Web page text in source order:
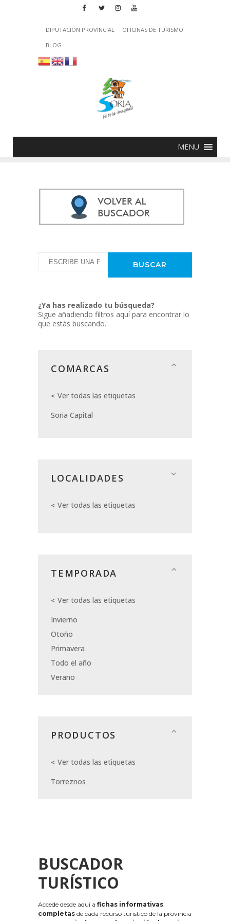
DIPUTACIÓN PROVINCIAL
OFICINAS DE TURISMO
BLOG
MENU
¿Ya has realizado tu búsqueda?
Sigue añadiendo filtros aquí para encontrar lo
que estás buscando.
COMARCAS
Ver todas las etiquetas
Soria Capital
LOCALIDADES
Ver todas las etiquetas
TEMPORADA
Ver todas las etiquetas
Invierno
Otoño
Primavera
Todo el año
Verano
PRODUCTOS
Ver todas las etiquetas
Torreznos
BUSCADOR
TURÍSTICO
Accede desde aquí a fichas informativas
completas de cada recurso turístico de la provincia